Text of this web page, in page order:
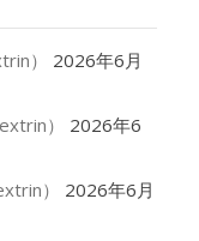
）
2026年6月
）
2026年6
）
2026年6月